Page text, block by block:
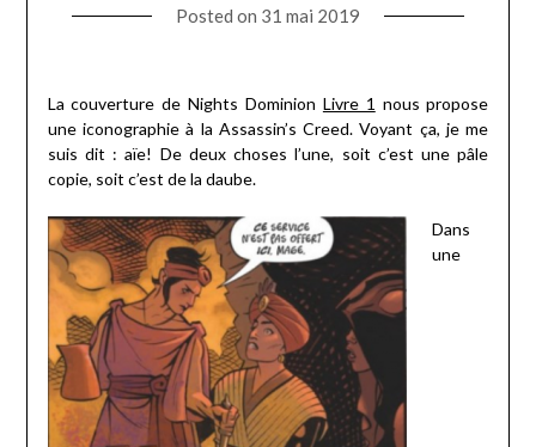
Posted on 31 mai 2019
La couverture de Nights Dominion Livre 1 nous propose
une iconographie à la Assassin’s Creed. Voyant ça, je me
suis dit : aïe! De deux choses l’une, soit c’est une pâle
copie, soit c’est de la daube.
Dans
une